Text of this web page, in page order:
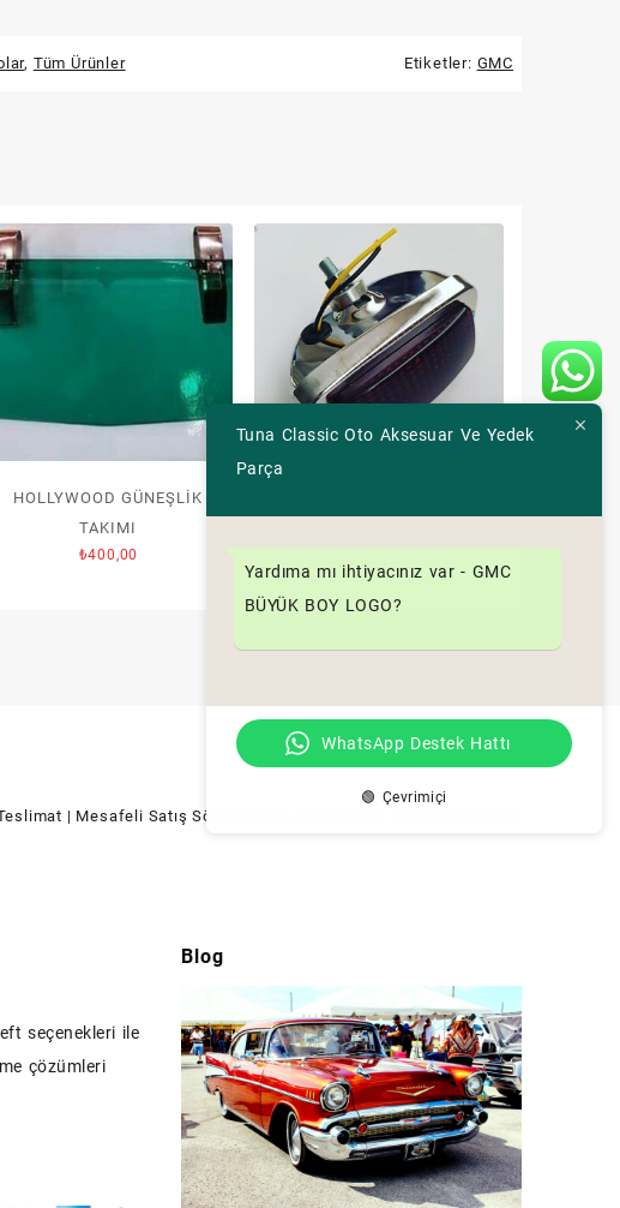
, Tüm Ürünler Etiketler: GMC
HOLLYWOOD GÜNEŞLİK
TAKIMI
₺400,00
₺950,00
| Mesafeli Satış Sözleşmesi
seçenekleri ile
çözümleri
Blog
Tuna Classic Oto Aksesuar Ve Yedek
Parça
Yardıma mı ihtiyacınız var - GMC
BÜYÜK BOY LOGO?
WhatsApp Destek Hattı
🟢 Çevrimiçi